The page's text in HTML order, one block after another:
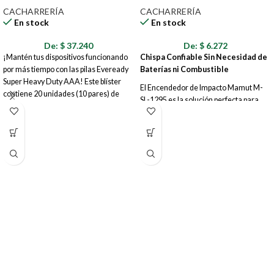
CACHARRERÍA
En stock
De: $37.240
¡Mantén tus dispositivos funcionando
por más tiempo con las pilas Eveready
Super Heavy Duty AAA! Este blíster
contiene 20 unidades (10 pares) de
pilas tamaño AAA, la opción ideal para
controles remotos, juguetes, linternas
CACHARRERÍA
En stock
De: $ 6.272
Chispa Confiable Sin Necesidad de
Baterías ni Combustible
El Encendedor de Impacto Mamut M-
SL-1295 es la solución perfecta para
encender fuego de manera confiable y
gas o piedras. Su diseño robusto y su
sistema de ignición por impacto lo
convierten en una herramienta ideal